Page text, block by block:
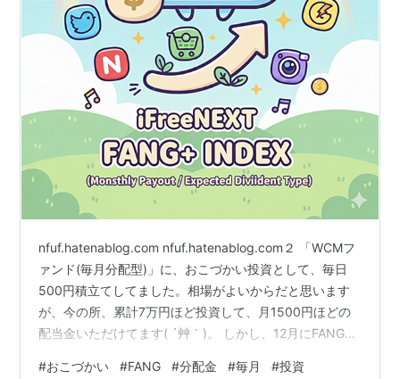
nfuf.hatenablog.com nfuf.hatenablog.com２ 「WCMフ
ァンド(毎月分配型)」に、おこづかい投資として、毎日
500円積立てしてました。相場がよいからだと思います
が、今の所、累計7万円ほど投資して、月1500円ほどの
配当金いただけてます( ´艸｀)。 しかし、12月にFANG＋
#おこづかい #FANG #分配金 #毎月 #投資